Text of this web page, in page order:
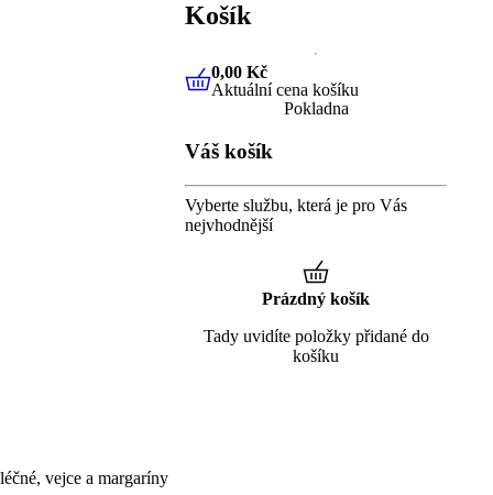
vejce a margaríny
Košík
0,00 KčAktuální cena košíku
0,00 Kč
Aktuální cena košíku
Pokladna
Váš košík
Vyberte službu, která je pro Vás
nejvhodnější
Prázdný košík
Tady uvidíte položky přidané do
košíku